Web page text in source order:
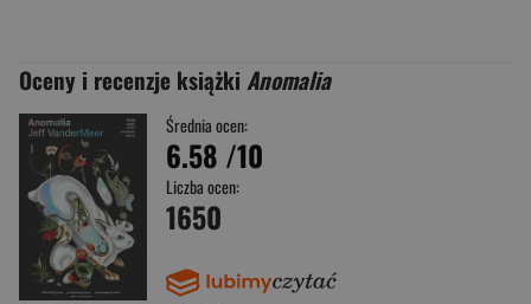
Oceny i recenzje książki Anomalia
Średnia ocen:
6.58 /10
Liczba ocen:
1650